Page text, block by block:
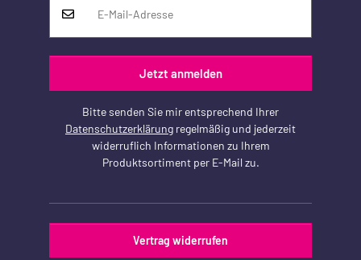
Jetzt anmelden
Bitte senden Sie mir entsprechend Ihrer
Datenschutzerklärung regelmäßig und jederzeit
widerruflich Informationen zu Ihrem
Produktsortiment per E-Mail zu.
Vertrag widerrufen